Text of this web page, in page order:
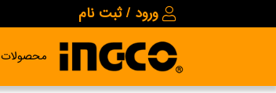
ورود / ثبت نام
محصولات